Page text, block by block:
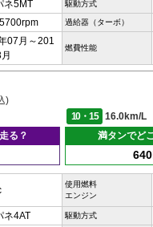
ネ5MT 駆動方式
過給器（ターボ）
07月～201
燃費性能
)
10・15
16.0km/L
る？
満タンでど
使用燃料
エンジン
ネ4AT 駆動方式